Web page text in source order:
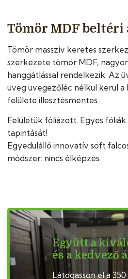
Tömör MDF beltéri
Tömör masszív keretes
szerkezete tömör MDF,
hanggátlással rendelkezik. Az
üveg üvegezőléc nélkül kerül
felülete illesztésmentes.
Felületük fóliázott. Egyes fóliák
tapintását!
Egyedülálló innovatív soft
módszer: nincs élképzés.
Együtt a
és a kedvező
Látogasson el a